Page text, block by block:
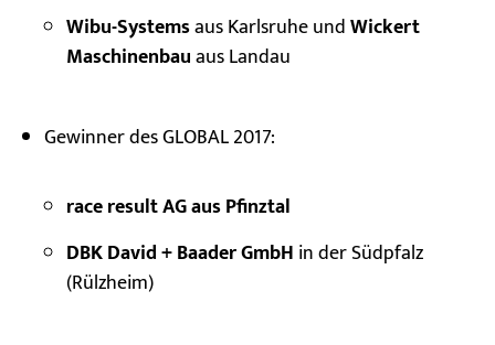
Wibu-Systemsaus Karlsruhe undWickert
Maschinenbauaus Landau
Gewinner des GLOBAL 2017:
race result AG aus Pfinztal
DBK David + Baader GmbH in der Südpfalz
(Rülzheim)